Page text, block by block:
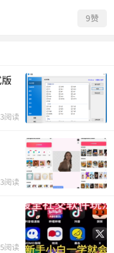
9赞
阅读
阅读
阅读